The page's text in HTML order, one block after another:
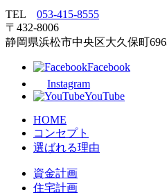
TEL 053‐415‐8555
〒432‐8006
静岡県浜松市中央区大久保町
Facebook
Instagram
YouTube
HOME
コンセプト
選ばれる理由
資金計画
住宅計画